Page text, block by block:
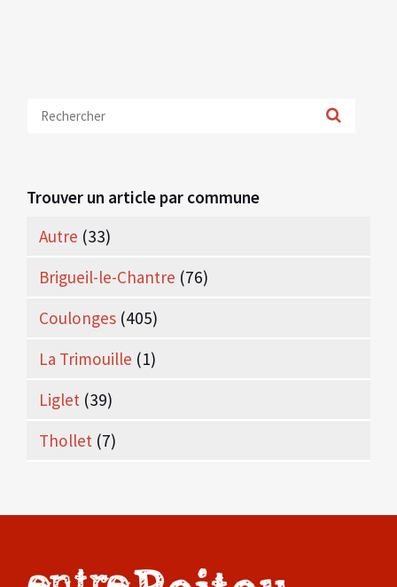
Trouver un article par commune
Autre (33)
Brigueil-le-Chantre (76)
Coulonges (405)
La Trimouille (1)
Liglet (39)
Thollet (7)